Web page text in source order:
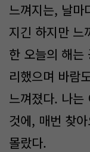
느껴지는, 날마
지긴 하지만 느
한 오늘의 해는
리했으며 바람
느껴졌다. 나는
것에, 매번 찾
몰랐다.